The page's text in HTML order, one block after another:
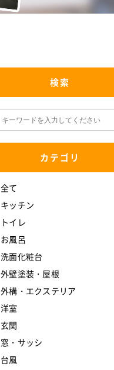
検索
カテゴリ
全て
キッチン
トイレ
お風呂
洗面化粧台
外壁塗装・屋根
外構・エクステリア
洋室
玄関
窓・サッシ
台風